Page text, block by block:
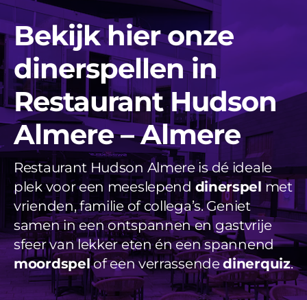
Plaatsen
Webshop
FAQs
Blog
Videos
Uitjes
Beschikbaarheid Aanvragen
Bekijk hier onze
dinerspellen in
Restaurant Hudson
Almere – Almere
Restaurant Hudson Almere is dé ideale
plek voor een meeslependdinerspel met
vrienden, familie of collega’s. Geniet
samen in een ontspannen en gastvrije
sfeer van lekker eten én een spannend
moordspelof een verrassendedinerquiz.